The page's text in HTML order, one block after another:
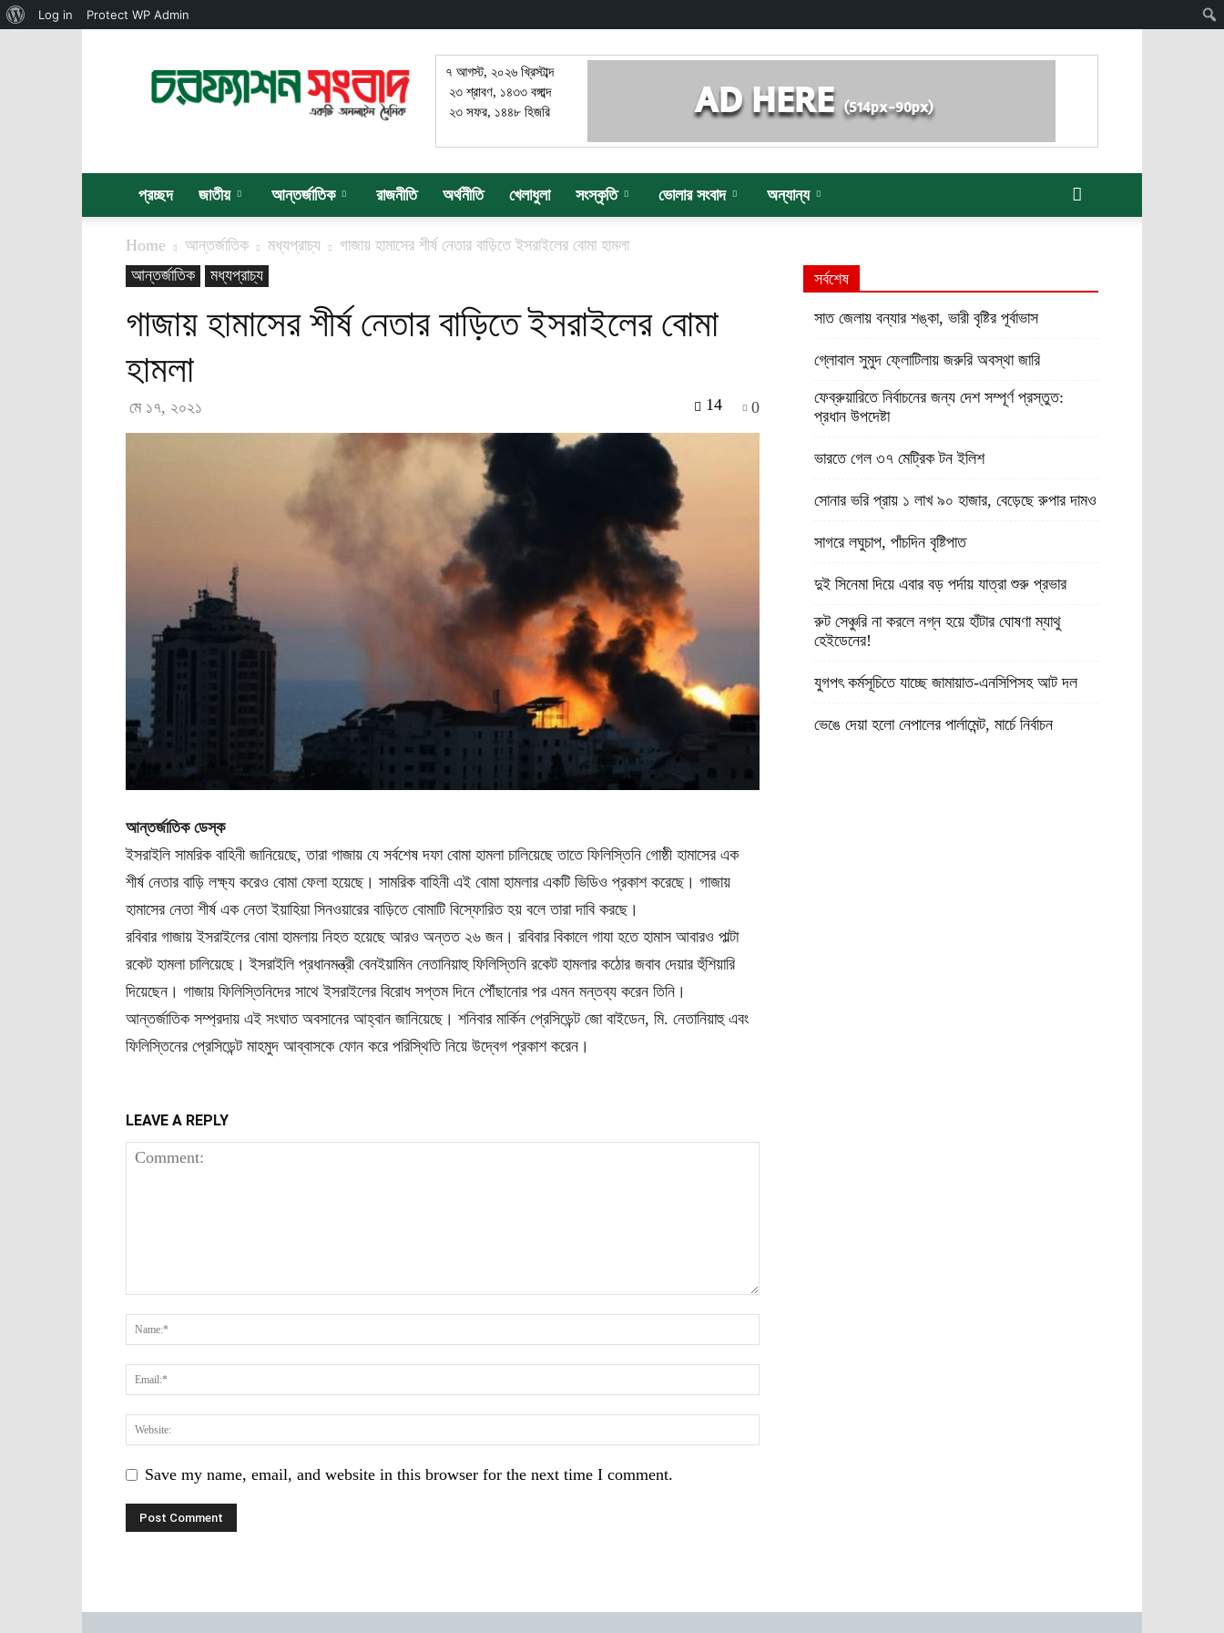
সংবাদ
৭ আগস্ট, ২০২৬ খ্রিস্টাব্দ
২৩ শ্রাবণ, ১৪৩৩ বঙ্গাব্দ
২৩ সফর, ১৪৪৮ হিজরি
প্রচ্ছদ জাতীয় আন্তর্জাতিক রাজনীতি অর্থনীতি খেলাধুলা সংস্কৃতি ভোলার সংবাদ অন্যান্য
Home আন্তর্জাতিক মধ্যপ্রাচ্য
গাজায় হামাসের শীর্ষ নেতার বাড়িতে ইসরাইলের বোমা হামলা
আন্তর্জাতিক
মধ্যপ্রাচ্য
গাজায় হামাসের শীর্ষ নেতার বাড়িতে ইসরাইলের বোমা
হামলা
মে ১৭, ২০২১ 0
14
আন্তর্জাতিক ডেস্ক
ইসরাইলি সামরিক বাহিনী জানিয়েছে, তারা গাজায় যে সর্বশেষ দফা বোমা হামলা চালিয়েছে তাতে ফিলিস্তিনি গোষ্ঠী হামাসের এক
শীর্ষ নেতার বাড়ি লক্ষ্য করেও বোমা ফেলা হয়েছে। সামরিক বাহিনী এই বোমা হামলার একটি ভিডিও প্রকাশ করেছে। গাজায়
হামাসের নেতা শীর্ষ এক নেতা ইয়াহিয়া সিনওয়ারের বাড়িতে বোমাটি বিস্ফোরিত হয় বলে তারা দাবি করছে।
রবিবার গাজায় ইসরাইলের বোমা হামলায় নিহত হয়েছে আরও অন্তত ২৬ জন। রবিবার বিকালে গাযা হতে হামাস আবারও পাল্টা
রকেট হামলা চালিয়েছে। ইসরাইলি প্রধানমন্ত্রী বেনইয়ামিন নেতানিয়াহু ফিলিস্তিনি রকেট হামলার কঠোর জবাব দেয়ার হুঁশিয়ারি
দিয়েছেন। গাজায় ফিলিস্তিনিদের সাথে ইসরাইলের বিরোধ সপ্তম দিনে পৌঁছানোর পর এমন মন্তব্য করেন তিনি।
আন্তর্জাতিক সম্প্রদায় এই সংঘাত অবসানের আহ্বান জানিয়েছে। শনিবার মার্কিন প্রেসিডেন্ট জো বাইডেন, মি. নেতানিয়াহু এবং
ফিলিস্তিনের প্রেসিডেন্ট মাহমুদ আব্বাসকে ফোন করে পরিস্থিতি নিয়ে উদ্বেগ প্রকাশ করেন।
LEAVE A REPLY
Save my name, email, and website in this browser for the next time I comment.
সর্বশেষ
সাত জেলায় বন্যার শঙ্কা, ভারী বৃষ্টির পূর্বাভাস
গ্লোবাল সুমুদ ফ্লোটিলায় জরুরি অবস্থা জারি
ফেব্রুয়ারিতে নির্বাচনের জন্য দেশ সম্পূর্ণ প্রস্তুত:
প্রধান উপদেষ্টা
ভারতে গেল ৩৭ মেট্রিক টন ইলিশ
সোনার ভরি প্রায় ১ লাখ ৯০ হাজার, বেড়েছে রুপার দামও
সাগরে লঘুচাপ, পাঁচদিন বৃষ্টিপাত
দুই সিনেমা দিয়ে এবার বড় পর্দায় যাত্রা শুরু প্রভার
রুট সেঞ্চুরি না করলে নগ্ন হয়ে হাঁটার ঘোষণা ম্যাথু
হেইডেনের!
যুগপৎ কর্মসূচিতে যাচ্ছে জামায়াত-এনসিপিসহ আট দল
ভেঙে দেয়া হলো নেপালের পার্লামেন্ট, মার্চে নির্বাচন
About
Log in Protect WP Admin